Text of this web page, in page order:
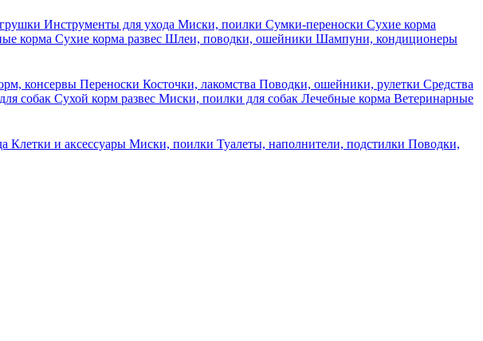
Инструменты для ухода Миски, поилки Сумки-переноски Сухие корма
корма Сухие корма развес Шлеи, поводки, ошейники Шампуни, кондиционеры
консервы Переноски Косточки, лакомства Поводки, ошейники, рулетки Средства
собак Сухой корм развес Миски, поилки для собак Лечебные корма Ветеринарные
Клетки и аксессуары Миски, поилки Туалеты, наполнители, подстилки Поводки,